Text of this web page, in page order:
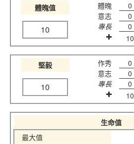
體魄值
10
體魄
0
意志
0
專長
0
10
堅毅
10
作秀
0
意志
0
專長
0
10
生命值
最大值